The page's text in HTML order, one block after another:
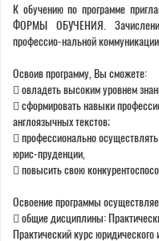
К обучению по программе
ФОРМЫ ОБУЧЕНИЯ.
профессио-нальной
Освоив программу, Вы сможете:
 овладеть высоким уровнем
 сформировать навыки
англоязычных текстов;
 профессионально
юрис-пруденции,
 повысить свою
Освоение программы
 общие дисциплины:
Практический курс